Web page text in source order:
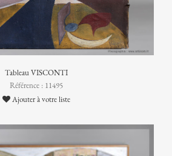
Tableau VISCONTI
Référence : 11495
Ajouter à votre liste